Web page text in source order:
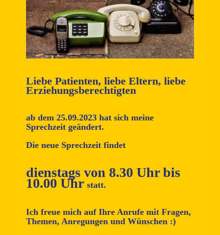
Liebe Patienten, liebe Eltern, liebe
Erziehungsberechtigten
ab dem 25.09.2023 hat sich meine
Sprechzeit geändert.
Die neue Sprechzeit findet
dienstags von 8.30 Uhr bis
10.00 Uhr statt.
Ich freue mich auf Ihre Anrufe mit Fragen,
Themen, Anregungen und Wünschen :)